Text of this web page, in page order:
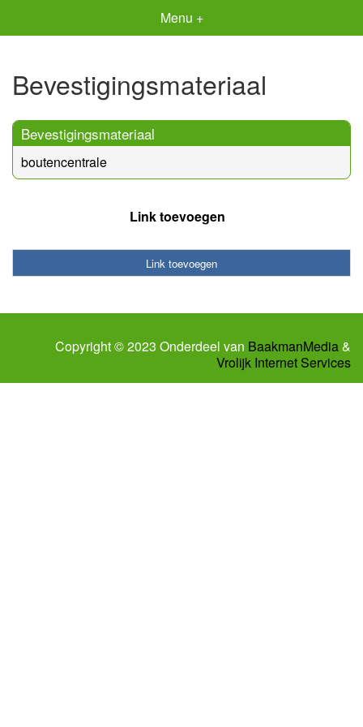
Menu +
Bevestigingsmateriaal
Bevestigingsmateriaal
boutencentrale
Link toevoegen
Link toevoegen
Copyright © 2023 Onderdeel van BaakmanMedia&
Vrolijk Internet Services